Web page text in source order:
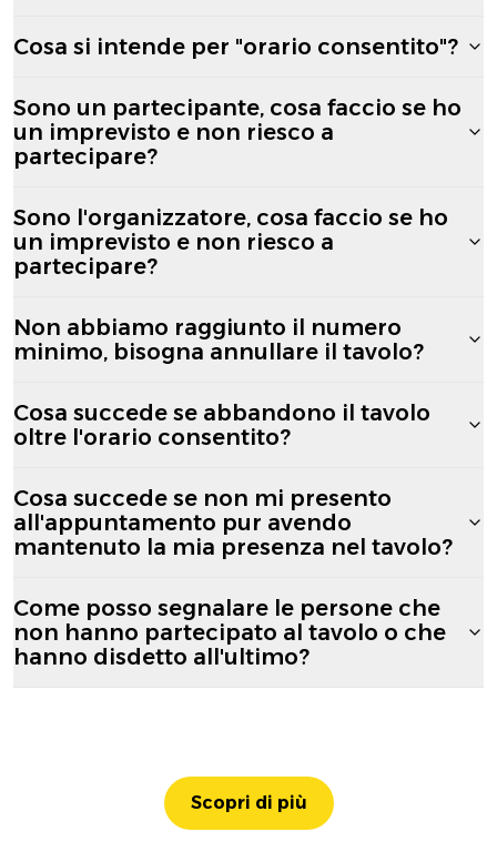
Cosa si intende per "orario consentito"?
Sono un partecipante, cosa faccio se ho
un imprevisto e non riesco a
partecipare?
Sono l'organizzatore, cosa faccio se ho
un imprevisto e non riesco a
partecipare?
Non abbiamo raggiunto il numero
minimo, bisogna annullare il tavolo?
Cosa succede se abbandono il tavolo
oltre l'orario consentito?
Cosa succede se non mi presento
all'appuntamento pur avendo
mantenuto la mia presenza nel tavolo?
Come posso segnalare le persone che
non hanno partecipato al tavolo o che
hanno disdetto all'ultimo?
Scopri di più